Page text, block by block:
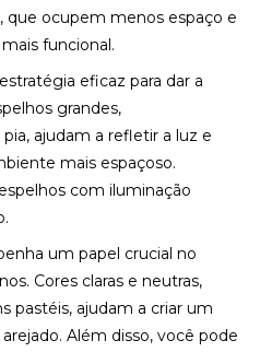
que ocupem menos espaço e
funcional.
eficaz para dar a
grandes,
ajudam a refletir a luz e
mais espaçoso.
com iluminação
um papel crucial no
Cores claras e neutras,
pastéis, ajudam a criar um
Além disso, você pode